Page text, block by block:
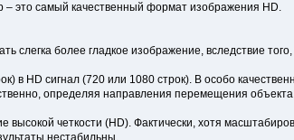
– это самый качественный формат изображения HD.
более гладкое изображение, вследствие
в HD сигнал (720 или 1080 строк). В особо
определяя направления перемещения
четкости (HD). Фактически, хотя
нестабильны.